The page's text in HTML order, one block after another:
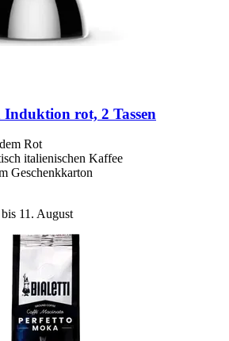
rot, 2 Tassen
Rot
italienischen Kaffee
Geschenkkarton
11. August